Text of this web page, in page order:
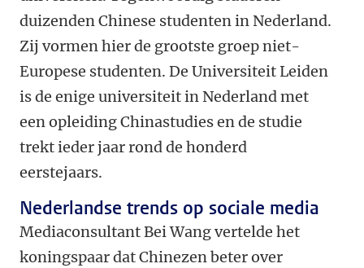
duizenden Chinese studenten in Nederland.
Zij vormen hier de grootste groep niet-
Europese studenten. De Universiteit Leiden
is de enige universiteit in Nederland met
een opleiding Chinastudies en de studie
trekt ieder jaar rond de honderd
eerstejaars.
Nederlandse trends op sociale media
Mediaconsultant Bei Wang vertelde het
koningspaar dat Chinezen beter over